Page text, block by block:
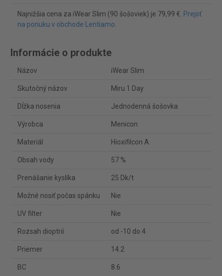
Najnižšia cena za iWear Slim (90 šošoviek) je 79,99 €. Prejsť
na ponuku v obchode Lentiamo.
Informácie o produkte
Názov iWear Slim
Skutočný názov Miru 1 Day
Dĺžka nosenia Jednodenná šošovka
Výrobca Menicon
Materiál Hioxifilcon A
Obsah vody 57 %
Prenášanie kyslíka 25 Dk/t
Možné nosiť počas spánku Nie
UV filter Nie
Rozsah dioptrií od -10 do 4
Priemer 14.2
BC 8.6